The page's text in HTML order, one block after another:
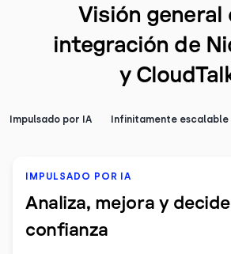
Visión general
integración de
y
Impulsado por IA Infinitamente escalable
IMPULSADO POR IA
Analiza, mejora y
confianza